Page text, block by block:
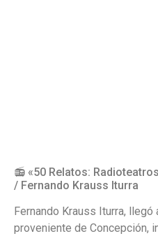
📻 «50 Relatos:
/ Fernando Krauss Iturra
Fernando Krauss Iturra,
proveniente de Concepción,